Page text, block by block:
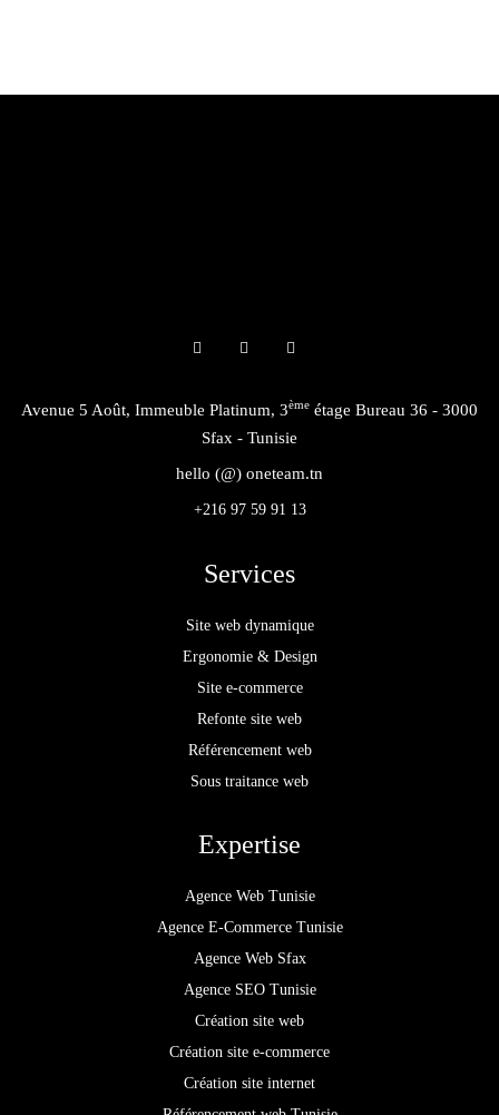
Avenue 5 Août, Immeuble Platinum, 3ème étage Bureau 36 - 3000
Sfax - Tunisie
hello (@) oneteam.tn
+216 97 59 91 13
Services
Site web dynamique
Ergonomie & Design
Site e-commerce
Refonte site web
Référencement web
Sous traitance web
Expertise
Agence Web Tunisie
Agence E-Commerce Tunisie
Agence Web Sfax
Agence SEO Tunisie
Création site web
Création site e-commerce
Création site internet